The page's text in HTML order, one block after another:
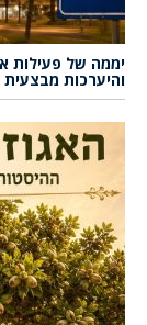
יממה של פעילות
והיערכות